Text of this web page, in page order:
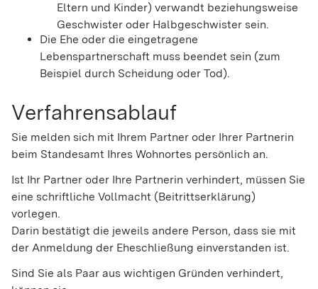
Eltern und Kinder) verwandt beziehungsweise
Geschwister oder Halbgeschwister sein.
Die Ehe oder die eingetragene
Lebenspartnerschaft muss beendet sein (zum
Beispiel durch Scheidung oder Tod).
Verfahrensablauf
Sie melden sich mit Ihrem Partner oder Ihrer Partnerin
beim Standesamt Ihres Wohnortes persönlich an.
Ist Ihr Partner oder Ihre Partnerin verhindert, müssen Sie
eine schriftliche Vollmacht (Beitrittserklärung)
vorlegen.
Darin bestätigt die jeweils andere Person, dass sie mit
der Anmeldung der Eheschließung einverstanden ist.
Sind Sie als Paar aus wichtigen Gründen verhindert,